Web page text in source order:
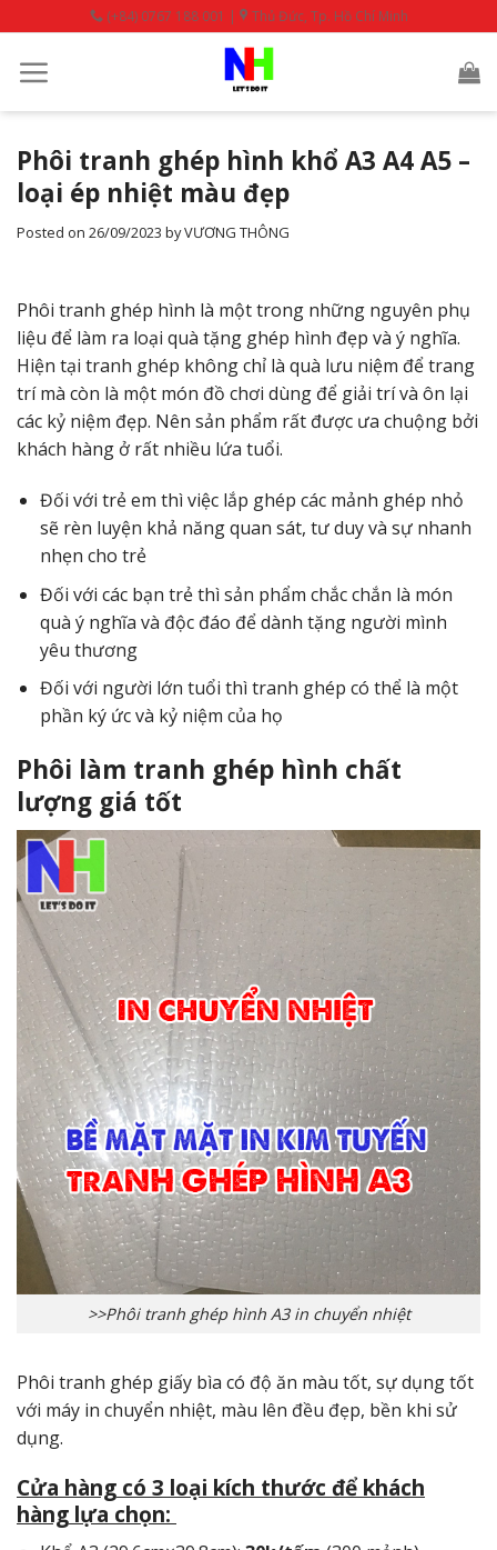
to
content
(+84) 0767 188 001 | Thủ Đức, Tp. Hồ Chí Minh
Phôi tranh ghép hình khổ A3 A4 A5 –
loại ép nhiệt màu đẹp
Posted on 26/09/2023 byVƯƠNG THÔNG
Phôi tranh ghép hình là một trong những nguyên phụ
liệu để làm ra loại quà tặng ghép hình đẹp và ý nghĩa.
Hiện tại tranh ghép không chỉ là quà lưu niệm để trang
trí mà còn là một món đồ chơi dùng để giải trí và ôn lại
các kỷ niệm đẹp. Nên sản phẩm rất được ưa chuộng bởi
khách hàng ở rất nhiều lứa tuổi.
Đối với trẻ em thì việc lắp ghép các mảnh ghép nhỏ
sẽ rèn luyện khả năng quan sát, tư duy và sự nhanh
nhẹn cho trẻ
Đối với các bạn trẻ thì sản phẩm chắc chắn là món
quà ý nghĩa và độc đáo để dành tặng người mình
yêu thương
Đối với người lớn tuổi thì tranh ghép có thể là một
phần ký ức và kỷ niệm của họ
Phôi làm tranh ghép hình chất
lượng giá tốt
>>Phôi tranh ghép hình A3 in chuyển nhiệt
Phôi tranh ghép giấy bìa có độ ăn màu tốt, sự dụng tốt
với máy in chuyển nhiệt, màu lên đều đẹp, bền khi sử
dụng.
Cửa hàng có 3 loại kích thước để khách
hàng lựa chọn: